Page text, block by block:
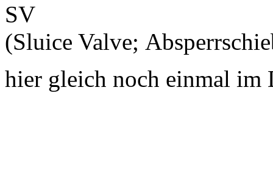
SV
(Sluice Valve;
hier gleich noch einmal im